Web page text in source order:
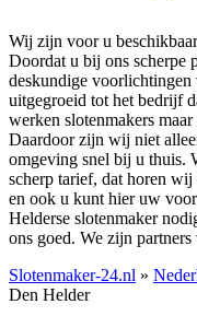
Wij zijn voor u
Doordat u bij ons scherpe
deskundige
uitgegroeid tot het bedrijf
werken slotenmakers
Daardoor zijn wij niet
omgeving snel bij u thuis.
scherp tarief, dat horen
en ook u kunt hier uw
Helderse slotenmaker
ons goed. We zijn partners
Slotenmaker-24.nl »
Den Helder